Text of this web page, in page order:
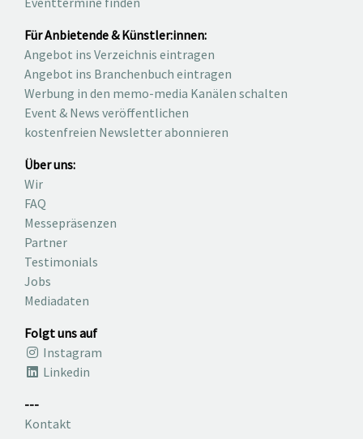
Für Anbietende & Künstler:innen:
Angebot ins Verzeichnis eintragen
Angebot ins Branchenbuch eintragen
Werbung in den memo-media Kanälen schalten
Event & News veröffentlichen
kostenfreien Newsletter abonnieren
Über uns:
Wir
FAQ
Messepräsenzen
Partner
Testimonials
Jobs
Mediadaten
Folgt uns auf
Instagram
Linkedin
---
Kontakt